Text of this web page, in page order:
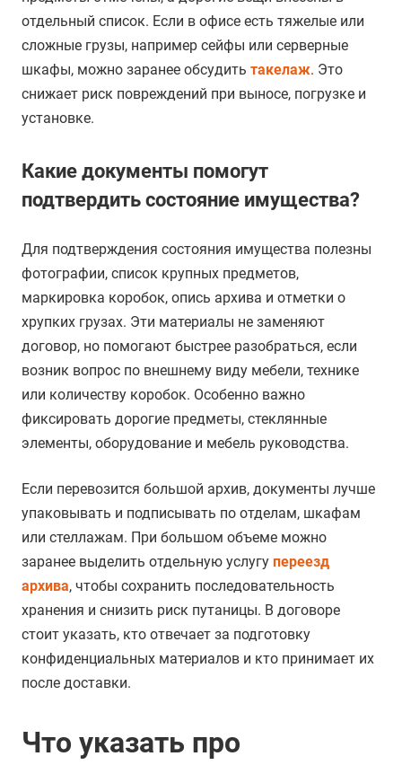
отдельный список. Если в офисе есть тяжелые или
сложные грузы, например сейфы или серверные
шкафы, можно заранее обсудить такелаж. Это
снижает риск повреждений при выносе, погрузке и
установке.
Какие документы помогут
подтвердить состояние имущества?
Для подтверждения состояния имущества полезны
фотографии, список крупных предметов,
маркировка коробок, опись архива и отметки о
хрупких грузах. Эти материалы не заменяют
договор, но помогают быстрее разобраться, если
возник вопрос по внешнему виду мебели, технике
или количеству коробок. Особенно важно
фиксировать дорогие предметы, стеклянные
элементы, оборудование и мебель руководства.
Если перевозится большой архив, документы лучше
упаковывать и подписывать по отделам, шкафам
или стеллажам. При большом объеме можно
заранее выделить отдельную услугу переезд
архива, чтобы сохранить последовательность
хранения и снизить риск путаницы. В договоре
стоит указать, кто отвечает за подготовку
конфиденциальных материалов и кто принимает их
после доставки.
Что указать про